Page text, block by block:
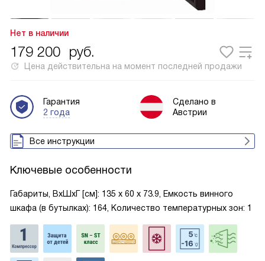
Нет в наличии
179 200 руб.
Цена действительна на момент последней продажи
Гарантия
2 года
Сделано в
Австрии
Все инструкции
Ключевые особенности
Габариты, ВxШxГ [см]: 135 х 60 х 73.9, Емкость винного
шкафа (в бутылках): 164, Количество температурных зон: 1